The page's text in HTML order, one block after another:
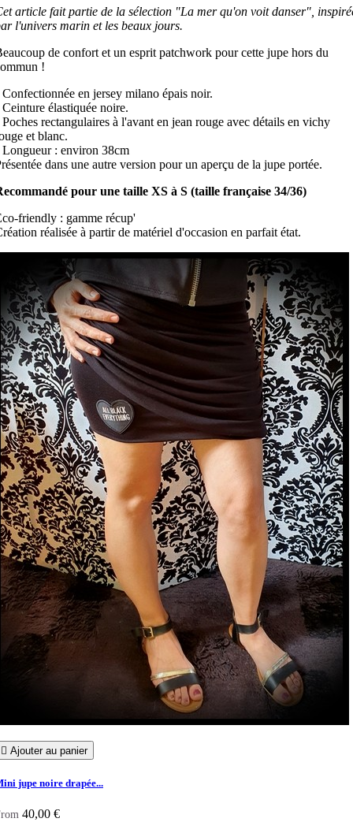
article fait partie de la sélection "La mer qu'on voit danser",
l'univers marin et les beaux jours.
de confort et un esprit patchwork pour cette jupe hors du
!
Confectionnée en jersey milano épais noir.
Ceinture élastiquée noire.
Poches rectangulaires à l'avant en jean rouge avec détails en vichy
et blanc.
Longueur : environ 38cm
dans une autre version pour un aperçu de la jupe portée.
pour une taille XS à S (taille française 34/36)
friendly : gamme récup'
réalisée à partir de matériel d'occasion en parfait état.
 Ajouter au panier
jupe noire drapée...
40,00 €